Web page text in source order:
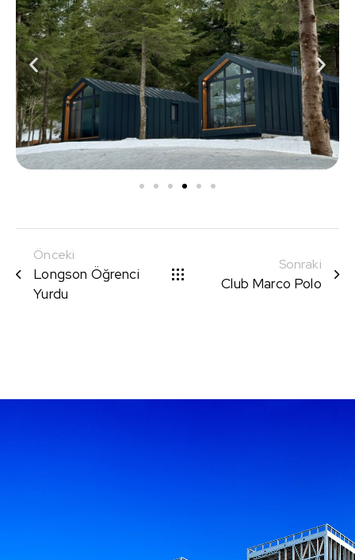
Önceki
Longson Öğrenci
Yurdu
Sonraki
Club Marco Polo
Geleceği sağlamlaştıran